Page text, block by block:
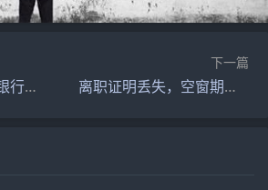
办理企业入职提供银行流水只体现收入吗？
下一篇
离职证明丢失，空窗期两年，该怎么入职？